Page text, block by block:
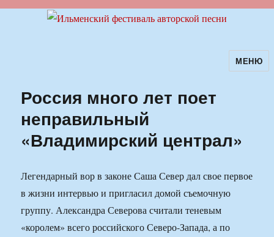
Ильменский фестиваль авторскойМЕНЮ
Россия много лет поет
неправильный
«Владимирский централ»
Легендарный вор в законе Саша Север дал свое первое
в жизни интервью и пригласил домой съемочную
группу. Александра Северова считали теневым
«королем» всего российского Северо-Запада, а по